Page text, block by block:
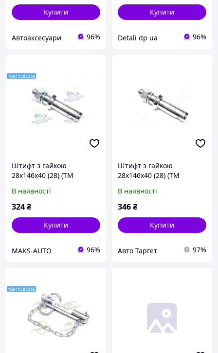
Купити
Автоаксесуари 96%
Купити
Detali dp ua 96%
Штифт з гайкою
28x146x40 (28) (ТМ
за 1шт) 138706120 UA46
В наявності
324₴
Купити
MAKS-AUTO 96%
Штифт з гайкою
28x146x40 (28) (ТМ
за 1шт) 138706120 UA31
В наявності
346₴
Купити
Авто Таргет 97%